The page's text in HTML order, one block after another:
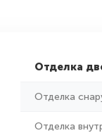
Отделка
Отделка
Отделка